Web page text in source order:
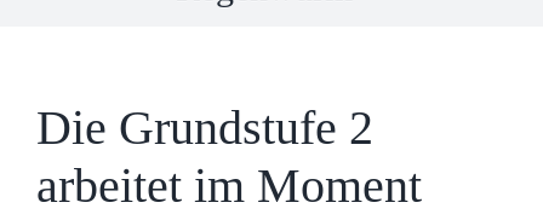
Die Grundstufe 2
arbeitet im Moment